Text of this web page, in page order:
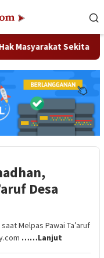
Sekitar
Desa
Melpas Pawai Ta’aruf
……Lanjut